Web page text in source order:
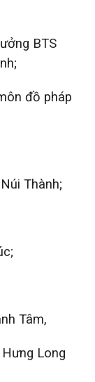
BTS
đồ pháp
Thành;
Tâm,
Long